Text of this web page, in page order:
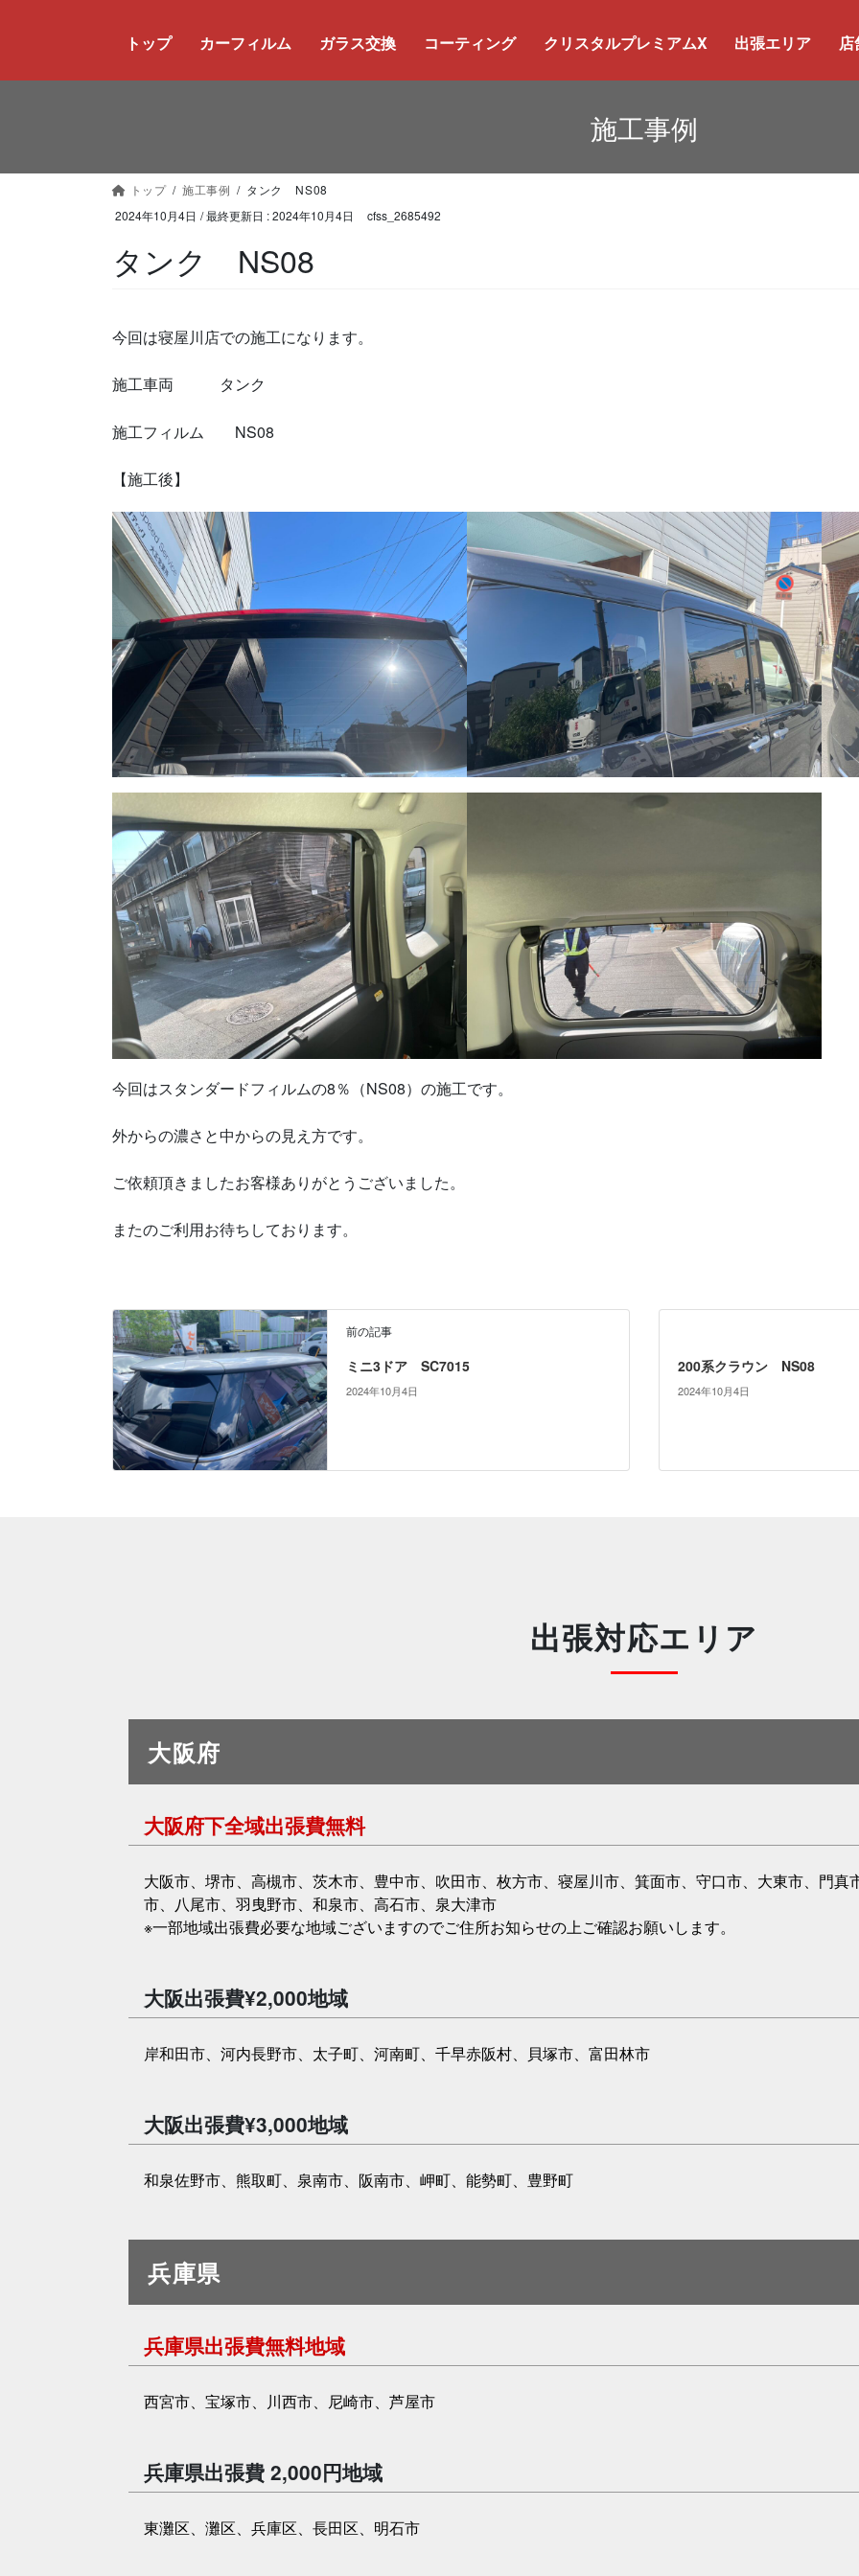
ン
動
ー
に
トップ カーフィルム ガラス交換 コーティング クリスタルプレミアムX 出張エリア 店
施工事例
トップ 施工事例
タンク NS08
2024年10月4日 / 最終更新日 :2024年10月4日 cfss_2685492
タンク NS08
今回は寝屋川店での施工になります。
施工車両 タンク
施工フィルム NS08
【施工後】
今回はスタンダードフィルムの8％（NS08）の施工です。
外からの濃さと中からの見え方です。
ご依頼頂きましたお客様ありがとうございました。
またのご利用お待ちしております。
前の記事
ミニ3ドア SC7015
2024年10月4日
200系クラウン NS08
2024年10月4日
出張対応エリア
大阪府
大阪府下全域出張費無料
大阪市、堺市、高槻市、茨木市、豊中市、吹田市、枚方市、寝屋川市、箕面市、守口市、大東市、門
市、八尾市、羽曳野市、和泉市、高石市、泉大津市
※一部地域出張費必要な地域ございますのでご住所お知らせの上ご確認お願いします。
大阪出張費¥2,000地域
岸和田市、河内長野市、太子町、河南町、千早赤阪村、貝塚市、富田林市
大阪出張費¥3,000地域
和泉佐野市、熊取町、泉南市、阪南市、岬町、能勢町、豊野町
兵庫県
兵庫県出張費無料地域
西宮市、宝塚市、川西市、尼崎市、芦屋市
兵庫県出張費 2,000円地域
東灘区、灘区、兵庫区、長田区、明石市